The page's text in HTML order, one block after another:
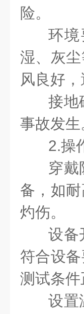
险。
环
湿、灰
风良好
接地
事故发生
2.操
穿戴
备，如
灼伤。
设备
符合设
测试条
设置